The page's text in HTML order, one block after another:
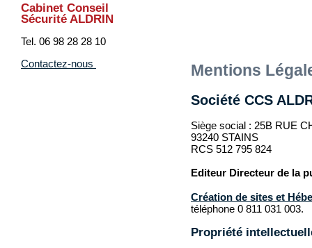
Cabinet Conseil
Sécurité ALDRIN
Tel. 06 98 28 28 10
Contactez-nous
Mentions
Société CCS
Siège social : 25B RUE
93240 STAINS
RCS 512 795 824
Editeur Directeur de la
Création de sites et
téléphone 0 811 031 003.
Propriété